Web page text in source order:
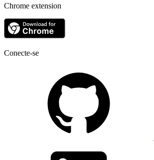
Chrome extension
Conecte-se